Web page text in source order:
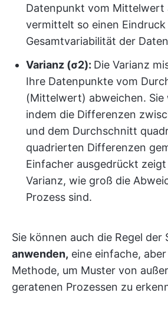
Datenpunkt vom Mittelwert
vermittelt so einen
Gesamtvariabilität der
Varianz (σ2): Die Varianz
Ihre Datenpunkte vom
(Mittelwert) abweichen. Sie
indem die Differenzen
und dem Durchschnitt
quadrierten Differenzen
Einfacher ausgedrückt
Varianz, wie groß die
Prozess sind.
Sie können auch die Regel der
anwenden, eine einfache,
Methode, um Muster von
geratenen Prozessen zu